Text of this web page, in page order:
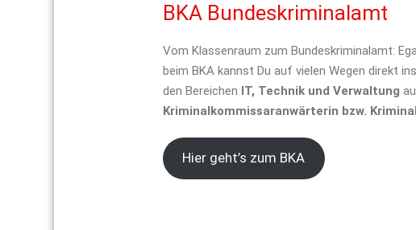
BKA Bundeskriminalamt
Vom Klassenraum zum Bundeskriminalamt:
beim BKA kannst Du auf vielen Wegen direkt ins
den Bereichen IT, Technik und Verwaltung
Kriminalkommissaranwärterin bzw.
Hier geht’s zum BKA